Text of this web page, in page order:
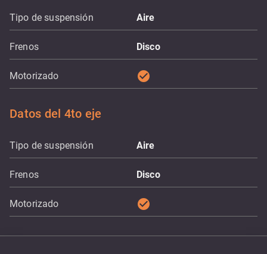
Tipo de suspensión Aire
Frenos Disco
Motorizado check_circle
Datos del 4to eje
Tipo de suspensión Aire
Frenos Disco
Motorizado check_circle